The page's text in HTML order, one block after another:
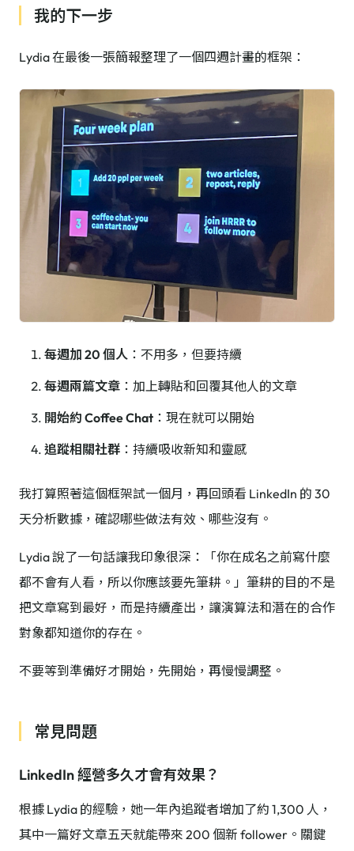
我的下一步
Lydia 在最後一張簡報整理了一個四週計畫的框架：
每週加 20 個人 ：不用多，但要持續
每週兩篇文章 ：加上轉貼和回覆其他人的文章
開始約 Coffee Chat ：現在就可以開始
追蹤相關社群 ：持續吸收新知和靈感
我打算照著這個框架試一個月，再回頭看 LinkedIn 的 30
天分析數據，確認哪些做法有效、哪些沒有。
Lydia 說了一句話讓我印象很深：「你在成名之前寫什麼
都不會有人看，所以你應該要先筆耕。」筆耕的目的不是
把文章寫到最好，而是持續產出，讓演算法和潛在的合作
對象都知道你的存在。
不要等到準備好才開始，先開始，再慢慢調整。
常見問題
LinkedIn 經營多久才會有效果？
根據 Lydia 的經驗，她一年內追蹤者增加了約 1,300 人，
其中一篇好文章五天就能帶來 200 個新 follower。關鍵